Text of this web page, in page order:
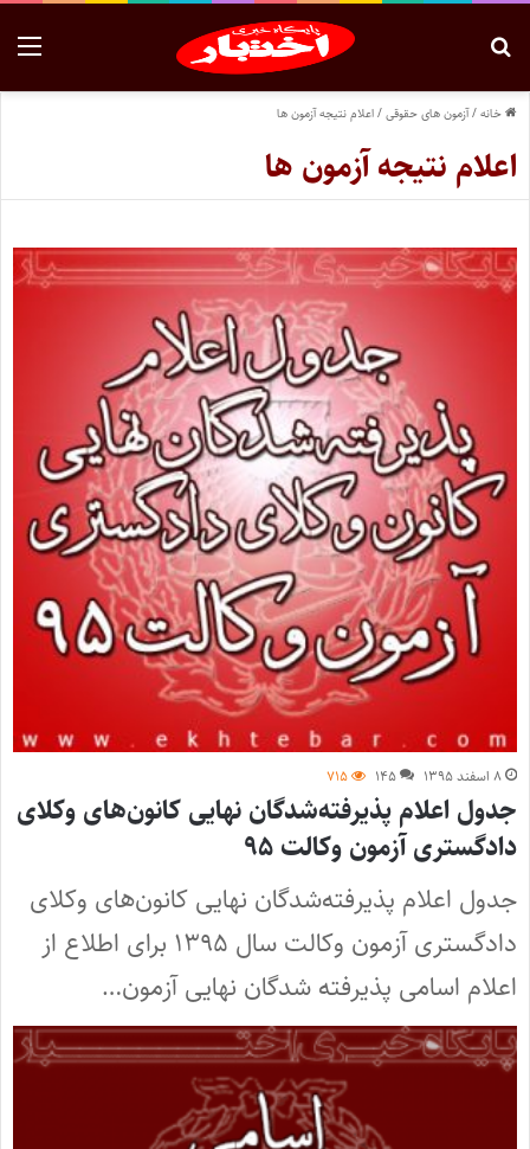
خانه/آزمون های حقوقی/اعلام نتیجه آزمون ها
اعلام نتیجه آزمون ها
۸ اسفند ۱۳۹۵ ۱۴۵ ۷۱۵
جدول اعلام پذیرفته‌شدگان نهایی کانون‌های وکلای
دادگستری آزمون وکالت ۹۵
جدول اعلام پذیرفته‌شدگان نهایی کانون‌های وکلای
دادگستری آزمون وکالت سال ۱۳۹۵ برای اطلاع از
اعلام اسامی پذیرفته شدگان نهایی آزمون…